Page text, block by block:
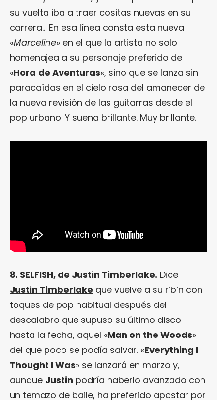
su vuelta iba a traer cositas nuevas en su
carrera… En esa línea consta esta nueva
«Marceline» en el que la artista no solo
homenajea a su personaje preferido de
«Hora de Aventuras«, sino que se lanza sin
paracaídas en el cielo rosa del amanecer de
la nueva revisión de las guitarras desde el
pop urbano. Y suena brillante. Muy brillante.
8. SELFISH, de Justin Timberlake. Dice
Justin Timberlake que vuelve a su r’b’n con
toques de pop habitual después del
descalabro que supuso su último disco
hasta la fecha, aquel «Man on the Woods»
del que poco se podía salvar. «Everything I
Thought I Was» se lanzará en marzo y,
aunque Justin podría haberlo avanzado con
un temazo de baile, ha preferido apostar por